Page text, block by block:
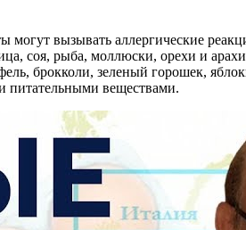
вызывать аллергические
соя, рыба, моллюски, орехи и
брокколи, зеленый горошек,
питательными веществами.